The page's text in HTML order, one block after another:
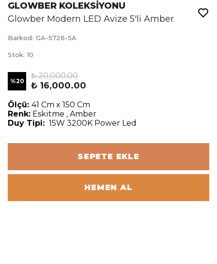
GLOWBER KOLEKSİYONU
Glowber Modern LED Avize 5'li Amber
Barkod: GA-5726-5A
Stok: 10
%20
₺ 20,000.00
₺ 16,000.00
Ölçü: 41 Cm x 150 Cm
Renk: Eskitme , Amber
Duy Tipi: 15W 3200K Power Led
SEPETE EKLE
HEMEN AL